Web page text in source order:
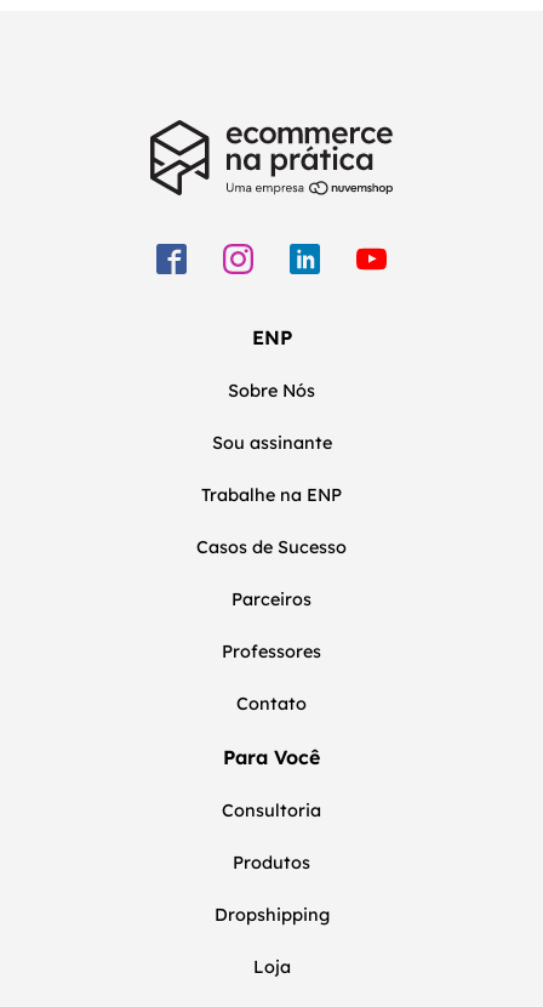
ENP
Sobre Nós
Sou assinante
Trabalhe na ENP
Casos de Sucesso
Parceiros
Professores
Contato
Para Você
Consultoria
Produtos
Dropshipping
Loja